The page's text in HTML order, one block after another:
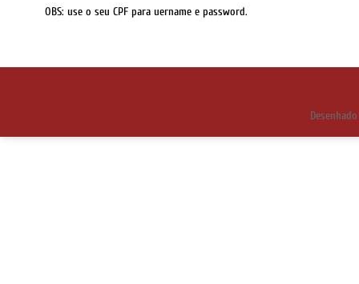
OBS: use o seu CPF para uername e password.